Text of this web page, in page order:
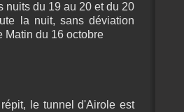
nuits du 19 au 20 et du 20
la nuit, sans déviation
Matin du 16 octobre
le tunnel d'Airole est